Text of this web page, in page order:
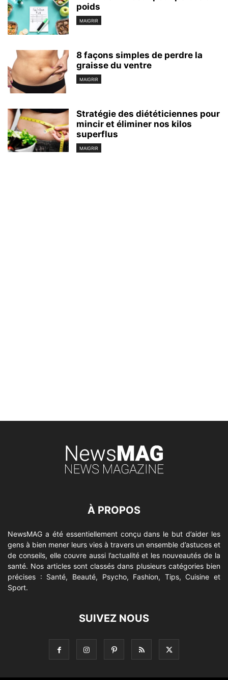
poids
MAIGRIR
8 façons simples de perdre la
graisse du ventre
MAIGRIR
Stratégie des diététiciennes pour
mincir et éliminer nos kilos
superflus
MAIGRIR
À PROPOS
NewsMAG a été essentiellement conçu dans le but d’aider les
gens à bien mener leurs vies à travers un ensemble d’astuces et
de conseils, elle couvre aussi l’actualité et les nouveautés de la
santé. Nos articles sont classés dans plusieurs catégories bien
précises : Santé, Beauté, Psycho, Fashion, Tips, Cuisine et
Sport.
SUIVEZ NOUS